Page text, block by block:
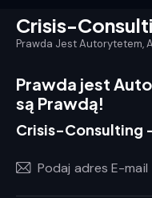
Crisis-
Prawda Jest Autorytetem,
Prawda jest
są Prawdą!
Crisis-Consulting